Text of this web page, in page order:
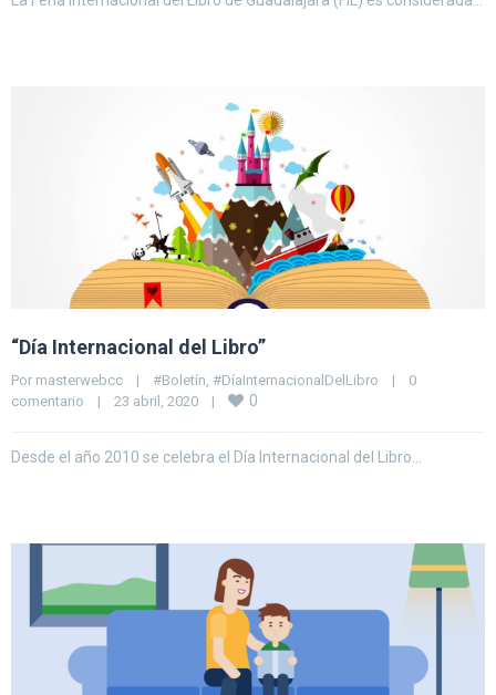
“Día Internacional del Libro”
Por masterwebcc | #Boletín, #DíaInternacionalDelLibro |
0
comentario
| 23 abril, 2020 | 0
Desde el año 2010 se celebra el Día Internacional del Libro…